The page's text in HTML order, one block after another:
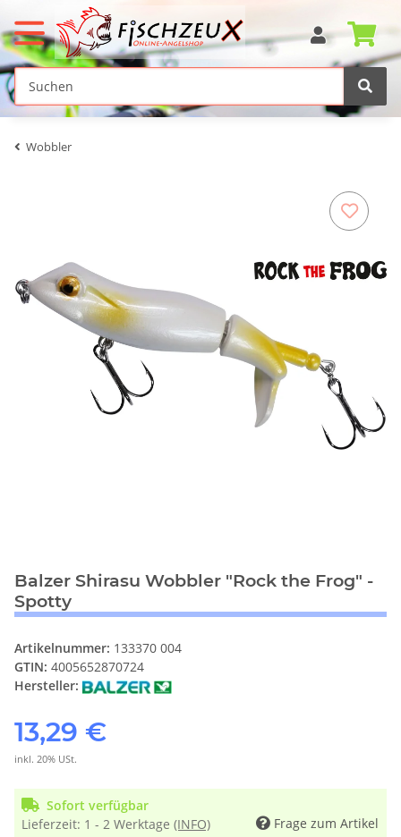
Wobbler
Balzer Shirasu Wobbler "Rock the Frog" -
Spotty
Artikelnummer: 133370 004
GTIN: 4005652870724
Hersteller:
13,29 €
inkl. 20% USt.
Sofort verfügbar
Lieferzeit: 1 - 2 Werktage (INFO) Frage zum Artikel